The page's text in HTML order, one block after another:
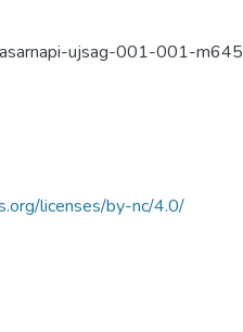
ujsag-001-001-m645
licenses/by-nc/4.0/